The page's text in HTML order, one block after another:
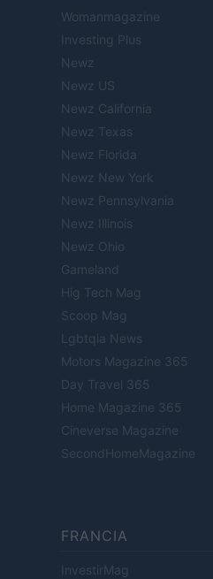
Womanmagazine
Investing Plus
Newz
Newz US
Newz California
Newz Texas
Newz Florida
Newz New York
Newz Pennsylvania
Newz Illinois
Newz Ohio
Gameland
Hig Tech Mag
Scoop Mag
Lgbtqia News
Motors Magazine 365
Day Travel 365
Home Magazine 365
Cineverse Magazine
SecondHomeMagazine
FRANCIA
InvestirMag